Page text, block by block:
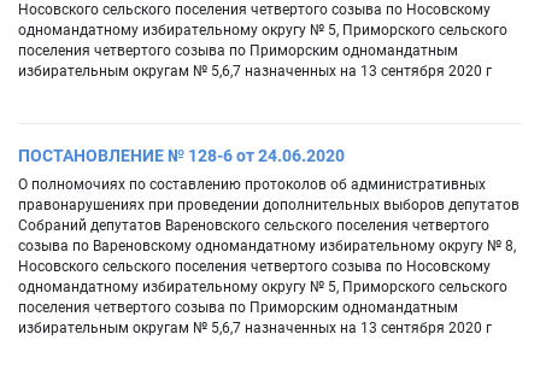
Носовского сельского поселения четвертого созыва по Носовскому
одномандатному избирательному округу № 5, Приморского сельского
поселения четвертого созыва по Приморским одномандатным
избирательным округам № 5,6,7 назначенных на 13 сентября 2020 г
ПОСТАНОВЛЕНИЕ № 128-6 от 24.06.2020
О полномочиях по составлению протоколов об административных
правонарушениях при проведении дополнительных выборов депутатов
Собраний депутатов Вареновского сельского поселения четвертого
созыва по Вареновскому одномандатному избирательному округу № 8,
Носовского сельского поселения четвертого созыва по Носовскому
одномандатному избирательному округу № 5, Приморского сельского
поселения четвертого созыва по Приморским одномандатным
избирательным округам № 5,6,7 назначенных на 13 сентября 2020 г